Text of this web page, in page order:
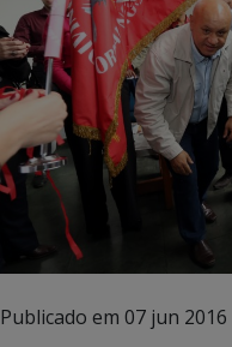
Publicado em 07 jun 2016